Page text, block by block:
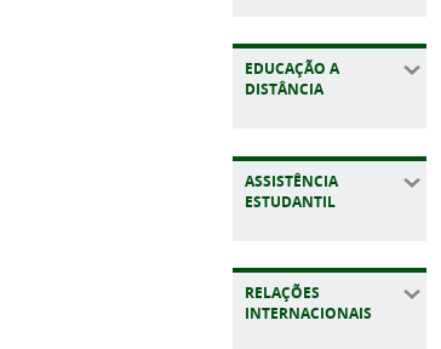
EDUCAÇÃO A
DISTÂNCIA
ASSISTÊNCIA
ESTUDANTIL
RELAÇÕES
INTERNACIONAIS